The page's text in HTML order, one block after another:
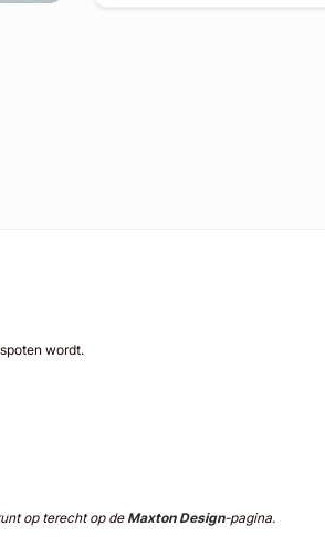
wordt.
op terecht op de Maxton Design-pagina.